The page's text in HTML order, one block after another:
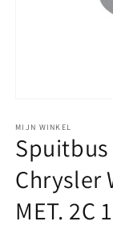
openen
in
modaal
MIJN WINKEL
Chrysler
MET. 2C